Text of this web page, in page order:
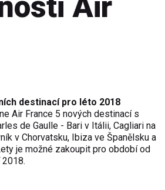
destinací pro léto 2018
Air France 5 nových destinací s
de Gaulle - Bari v Itálii, Cagliari na
v Chorvatsku, Ibiza ve Španělsku a
je možné zakoupit pro období od